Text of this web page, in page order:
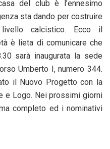
del club è l’ennesimo
sta dando per costruire
calcistico. Ecco il
è lieta di comunicare che
sarà inaugurata la sede
Umberto I, numero 344.
il Nuovo Progetto con la
e Logo. Nei prossimi giorni
completo ed i nominativi